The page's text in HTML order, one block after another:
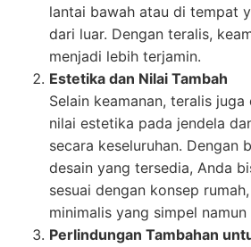
lantai bawah atau di tempat
dari luar. Dengan teralis,
menjadi lebih terjamin.
Estetika dan Nilai Tambah
Selain keamanan, teralis
nilai estetika pada jendela
secara keseluruhan. Dengan
desain yang tersedia, Anda
sesuai dengan konsep
minimalis yang simpel namun
Perlindungan Tambahan